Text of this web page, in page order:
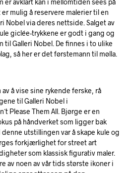
er avklart kan i mellomtiden sees på
mulig å reservere malerier til en
Nobel via deres nettside. Salget av
giclée-trykkene er godt i gang og
Galleri Nobel. De finnes i to ulike
så her er det førstemann til mølla.
å vise sine rykende ferske, rå
til Galleri Nobel i
Please Them All. Bjørge er en
på håndverket som ligger bak
utstillingen var å skape kule og
forkjærlighet for street art
som klassisk figurativ maler.
av noen av vår tids største ikoner i